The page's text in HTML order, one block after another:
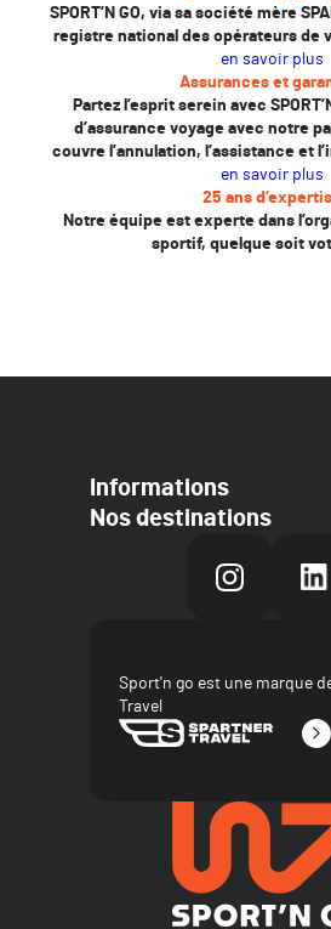
SPORT’N GO, via sa société mère
registre national des opérateurs de
en savoir plus
Assurances et
Partez l’esprit serein avec
d’assurance voyage avec notre
couvre l’annulation, l’assistance et
en savoir plus
25 ans
Notre équipe est experte dans
sportif, quelque soit
Informations
Nos destinations
Sport'n go est une marque
Travel